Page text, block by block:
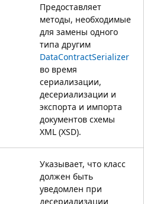
Предоставляет
методы, необходимые
для замены одного
типа другим
DataContractSerializer
во время
сериализации,
десериализации и
экспорта и импорта
документов схемы
XML (XSD).
Указывает, что класс
должен быть
уведомлен при
десериализации